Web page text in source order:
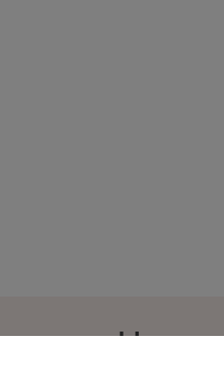
ensemble